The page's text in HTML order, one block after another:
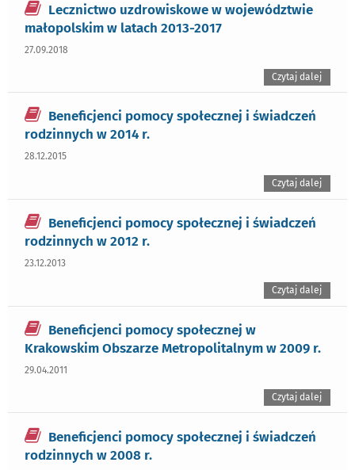
Lecznictwo uzdrowiskowe w województwie
małopolskim w latach 2013-2017
27.09.2018
Czytaj dalej
Beneficjenci pomocy społecznej i świadczeń
rodzinnych w 2014 r.
28.12.2015
Czytaj dalej
Beneficjenci pomocy społecznej i świadczeń
rodzinnych w 2012 r.
23.12.2013
Czytaj dalej
Beneficjenci pomocy społecznej w
Krakowskim Obszarze Metropolitalnym w 2009 r.
29.04.2011
Czytaj dalej
Beneficjenci pomocy społecznej i świadczeń
rodzinnych w 2008 r.